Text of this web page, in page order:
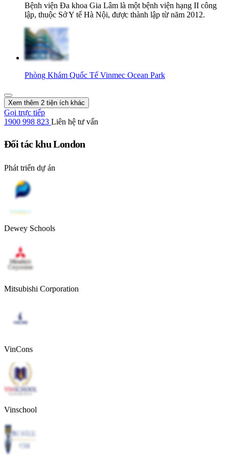
Bệnh viện Đa khoa Gia Lâm là một bệnh viện hạng II công
lập, thuộc Sở Y tế Hà Nội, được thành lập từ năm 2012.
Phòng Khám Quốc Tế Vinmec Ocean Park
Xem thêm 2 tiện ích khác
Gọi trực tiếp
1900 998 823 Liên hệ tư vấn
Đối tác khu London
Phát triển dự án
Dewey Schools
Mitsubishi Corporation
VinCons
Vinschool